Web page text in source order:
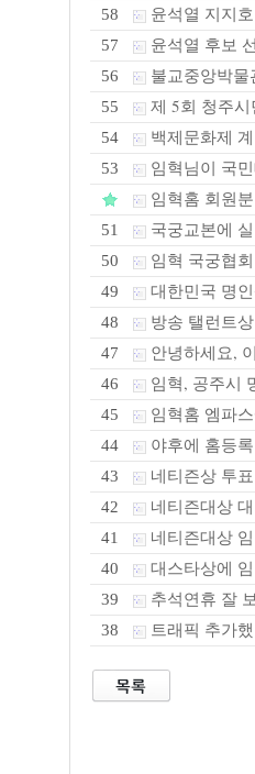
58 윤석열 지지
57 윤석열 후보
56 불교중앙박물
55 제 5회 청주
54 백제문화제
53
임혁님이 국
임혁홈 회원
51 국궁교본에
50 임혁 국궁협
49 대한민국 명
48 방송 탤런트
47 안녕하세요,
46 임혁, 공주시
45 임혁홈 엠파
44 야후에 홈등
43 네티즌상 투
42 네티즌대상
41 네티즌대상
40 대스타상에
39 추석연휴 잘
38 트래픽 추가